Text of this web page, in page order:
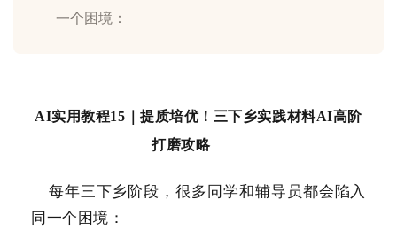
一个困境：
AI实用教程15｜提质培优！三下乡实践材料AI高阶
打磨攻略
每年三下乡阶段，很多同学和辅导员都会陷入
同一个困境：